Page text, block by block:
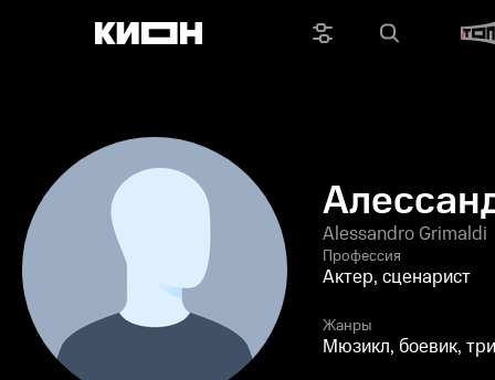
Alessandro Grimaldi
Профессия
Актер, сценарист
Жанры
Мюзикл, боевик,